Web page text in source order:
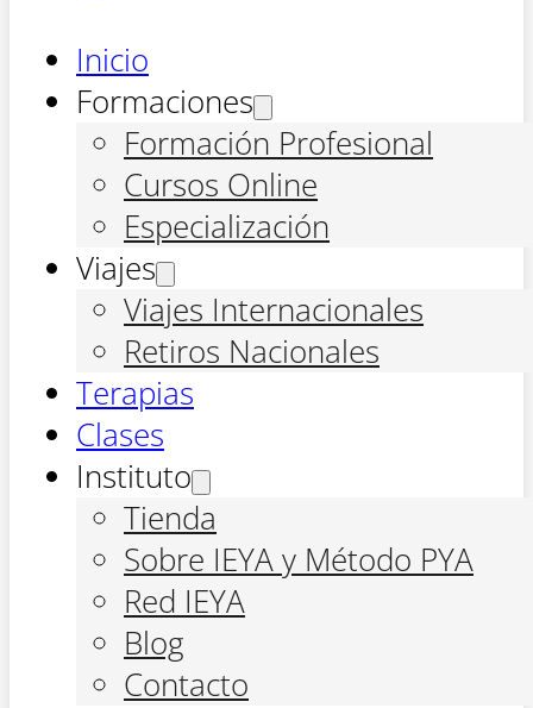
Inicio
Formaciones
Formación Profesional
Cursos Online
Especialización
Viajes
Viajes Internacionales
Retiros Nacionales
Terapias
Clases
Instituto
Tienda
Sobre IEYA y Método PYA
Red IEYA
Blog
Contacto